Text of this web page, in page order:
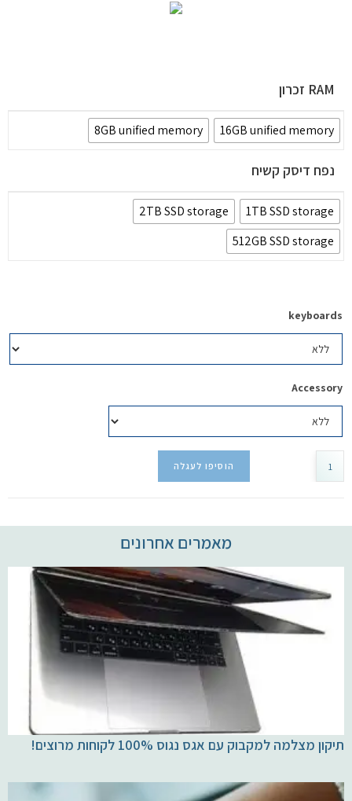
RAM זכרון
16GB unified memory
8GB unified memory
נפח דיסק קשיח
1TB SSD storage
2TB SSD storage
512GB SSD storage
keyboards
Accessory
הוסיפו לעגלה
מאמרים אחרונים
תיקון מצלמה למקבוק עם אגס נגוס 100% לקוחות מרוצים!